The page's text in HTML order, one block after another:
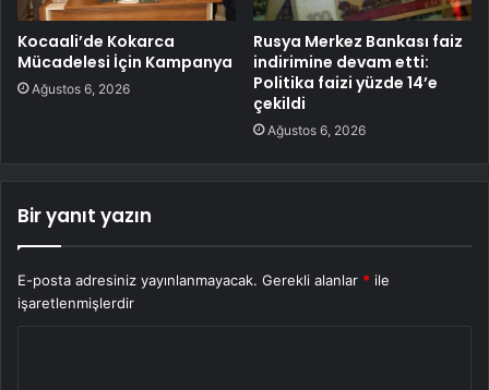
Kocaali’de Kokarca
Mücadelesi İçin Kampanya
Ağustos 6, 2026
Rusya Merkez Bankası faiz
indirimine devam etti:
Politika faizi yüzde 14’e
çekildi
Ağustos 6, 2026
Bir yanıt yazın
E-posta adresiniz yayınlanmayacak. Gerekli alanlar * ile
işaretlenmişlerdir